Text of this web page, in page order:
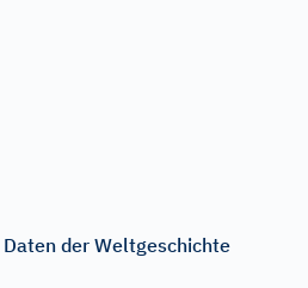
der Weltgeschichte